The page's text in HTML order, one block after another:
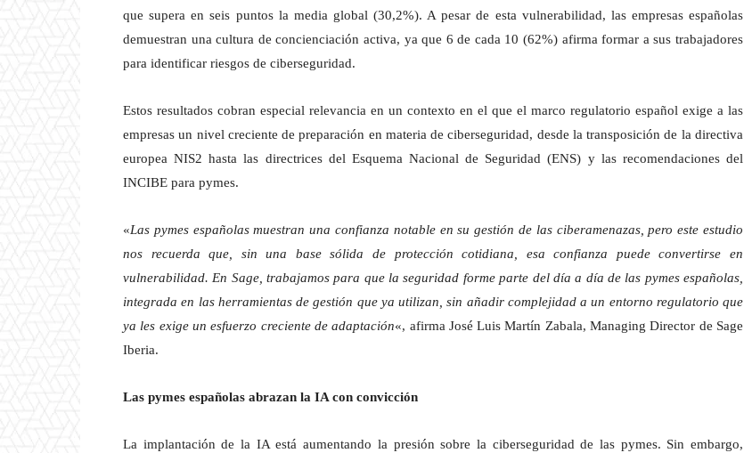
que supera en seis puntos la media global (30,2%). A pesar de esta vulnerabilidad, las empresas españolas
demuestran una cultura de concienciación activa, ya que 6 de cada 10 (62%) afirma formar a sus trabajadores
para identificar riesgos de ciberseguridad.
Estos resultados cobran especial relevancia en un contexto en el que el marco regulatorio español exige a las
empresas un nivel creciente de preparación en materia de ciberseguridad, desde la transposición de la directiva
europea NIS2 hasta las directrices del Esquema Nacional de Seguridad (ENS) y las recomendaciones del
INCIBE para pymes.
«Las pymes españolas muestran una confianza notable en su gestión de las ciberamenazas, pero este estudio
nos recuerda que, sin una base sólida de protección cotidiana, esa confianza puede convertirse en
vulnerabilidad. En Sage, trabajamos para que la seguridad forme parte del día a día de las pymes españolas,
integrada en las herramientas de gestión que ya utilizan, sin añadir complejidad a un entorno regulatorio que
ya les exige un esfuerzo creciente de adaptación«, afirma José Luis Martín Zabala, Managing Director de Sage
Iberia.
Las pymes españolas abrazan la IA con convicción
La implantación de la IA está aumentando la presión sobre la ciberseguridad de las pymes. Sin embargo,